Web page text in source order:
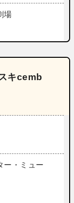
場
キcemb
ー・ミュー